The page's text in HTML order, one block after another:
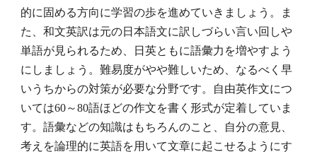
的に固める方向に学習の歩を進めていきましょう。ま
た、和文英訳は元の日本語文に訳しづらい言い回しや
単語が見られるため、日英ともに語彙力を増やすよう
にしましょう。難易度がやや難しいため、なるべく早
いうちからの対策が必要な分野です。自由英作文につ
いては60～80語ほどの作文を書く形式が定着していま
す。語彙などの知識はもちろんのこと、自分の意見、
考えを論理的に英語を用いて文章に起こせるようにす